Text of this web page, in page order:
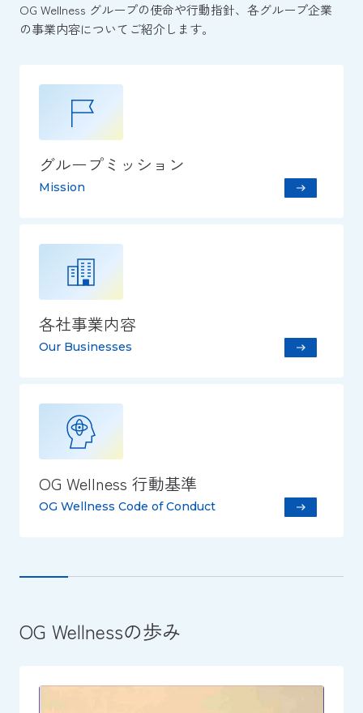
OG Wellness グループの使命や行動指針、各グループ企業
の事業内容についてご紹介します。
グループミッション
Mission
各社事業内容
Our Businesses
OG Wellness 行動基準
OG Wellness Code of Conduct
OG Wellnessの歩み